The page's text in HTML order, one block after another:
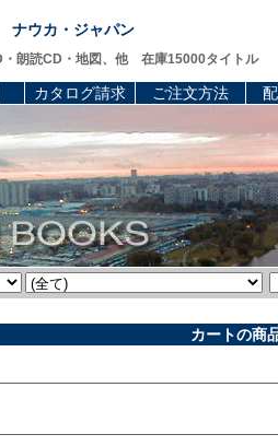
ナウカ・ジャパン
・朗読CD・地図、他 在庫15000タイトル
カタログ請求 ご注文方法
カートの商